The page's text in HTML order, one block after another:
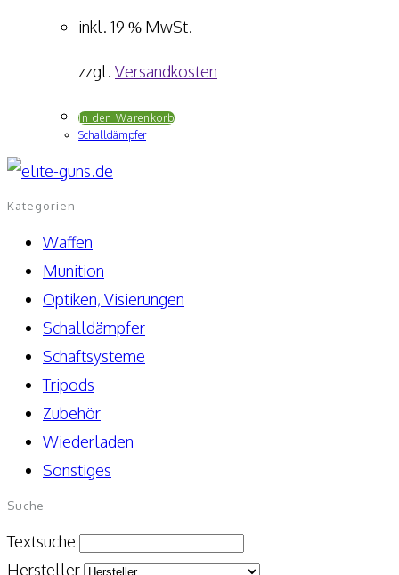
inkl. 19 % MwSt.
zzgl. Versandkosten
In den Warenkorb
Schalldämpfer
Kategorien
Waffen
Munition
Optiken, Visierungen
Schalldämpfer
Schaftsysteme
Tripods
Zubehör
Wiederladen
Sonstiges
Suche
Textsuche
Hersteller